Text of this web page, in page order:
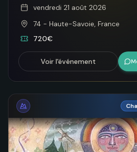
vendredi 21 août 2026
74 - Haute-Savoie, France
720€
Voir l'événement